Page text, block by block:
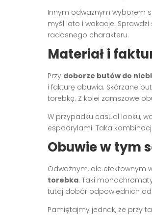
Innym odważnym wyborem
myśl lato i wakacje.
radosnego charakteru.
Materiał i
Przy doborze butów do
i fakturę obuwia. Skórzane
torebkę. Z kolei zamszowe
W przypadku casual looku,
espadrylami. Taka
Obuwie w tym
Odważnym, ale efektownym
torebka. Taki
tutaj dobór odpowiednich
Pamiętajmy jednak, że przy